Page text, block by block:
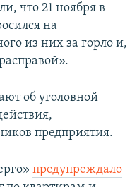
что 21 ноября в
на
из них за горло и,
об уголовной
предприятия.
предупреждало